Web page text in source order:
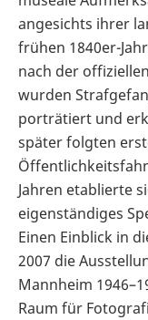
angesichts ihrer
frühen 1840er-
nach der
wurden
porträtiert und
später folgten
Jahren etablierte
eigenständiges
Einen Einblick in
2007 die
Mannheim
Raum für